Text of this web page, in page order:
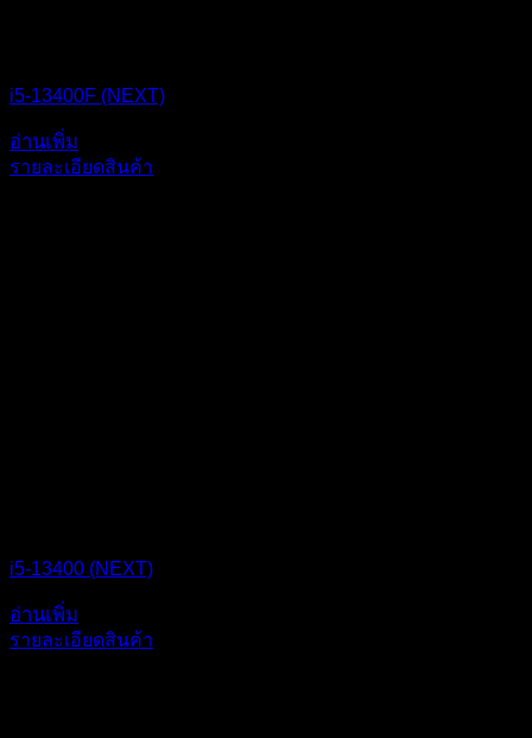
i5-13400F (NEXT)
อ่านเพิ่ม
รายละเอียดสินค้า
i5-13400 (NEXT)
อ่านเพิ่ม
รายละเอียดสินค้า